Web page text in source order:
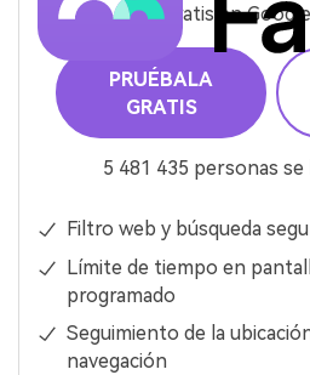
¡Pruébalo gratis en
PRUÉBALA
GRATIS
5 481 435 personas
Filtro web y búsqueda
Límite de tiempo en
programado
Seguimiento de la
navegación